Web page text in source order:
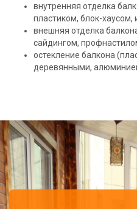
внутренняя отделка
пластиком, блок-хаусом,
внешняя отделка
сайдингом,
остекление балкона
деревянными,